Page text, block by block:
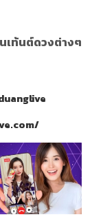
เท้นต์ดวงต่างๆ